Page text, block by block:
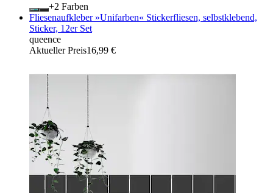
+
Farben
Fliesenaufkleber »Unifarben« Stickerfliesen, selbstklebend,
Sticker, 12er Set
queence
Aktueller Preis16,99 €